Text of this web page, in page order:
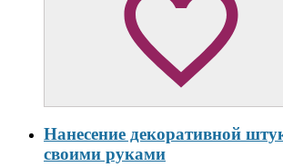
Нанесение декоративной
своими руками